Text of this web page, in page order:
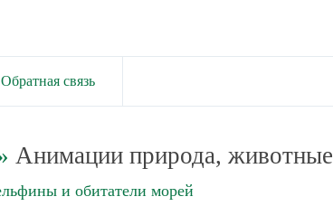
Обратная связь
Анимации природа, животные
и обитатели морей